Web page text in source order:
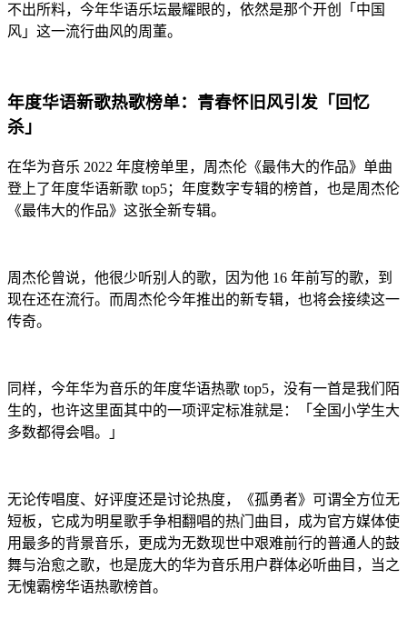
不出所料，今年华语乐坛最耀眼的，依然是那个开创「中国
风」这一流行曲风的周董。
年度华语新歌热歌榜单：青春怀旧风引发「回忆
杀」
在华为音乐 2022 年度榜单里，周杰伦《最伟大的作品》单曲
登上了年度华语新歌 top5；年度数字专辑的榜首，也是周杰伦
《最伟大的作品》这张全新专辑。
周杰伦曾说，他很少听别人的歌，因为他 16 年前写的歌，到
现在还在流行。而周杰伦今年推出的新专辑，也将会接续这一
传奇。
同样，今年华为音乐的年度华语热歌 top5，没有一首是我们陌
生的，也许这里面其中的一项评定标准就是：「全国小学生大
多数都得会唱。」
无论传唱度、好评度还是讨论热度，《孤勇者》可谓全方位无
短板，它成为明星歌手争相翻唱的热门曲目，成为官方媒体使
用最多的背景音乐，更成为无数现世中艰难前行的普通人的鼓
舞与治愈之歌，也是庞大的华为音乐用户群体必听曲目，当之
无愧霸榜华语热歌榜首。